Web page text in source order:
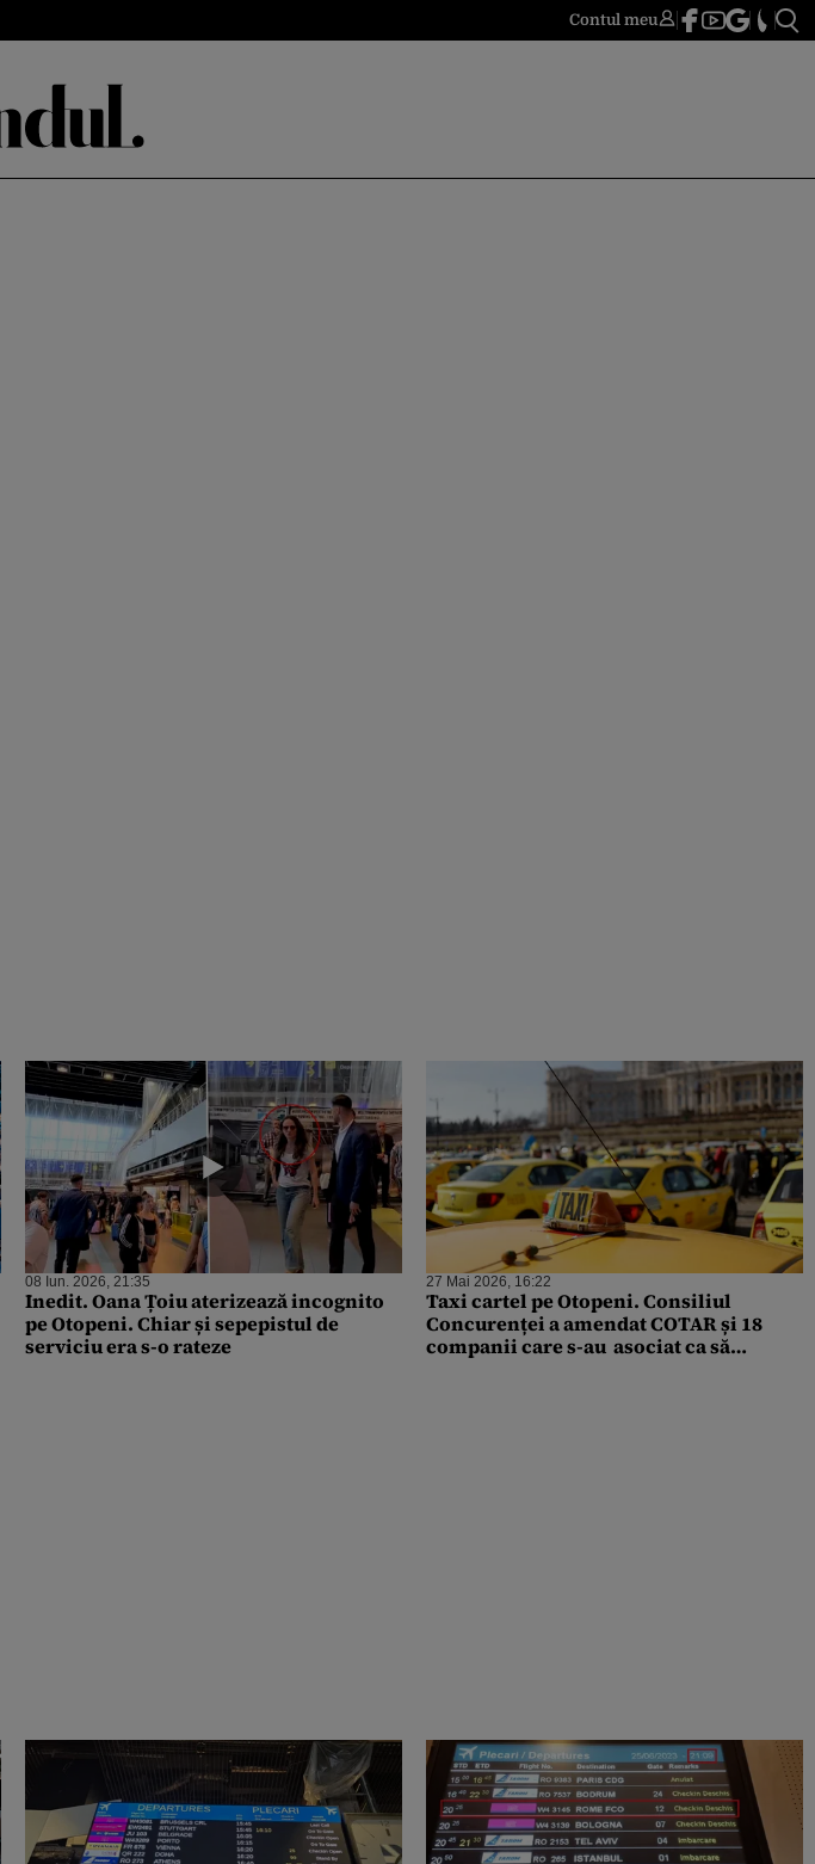
Contul meu
08 Iun. 2026, 21:35
Inedit. Oana Țoiu aterizează incognito
pe Otopeni. Chiar și sepepistul de
serviciu era s-o rateze
27 Mai 2026, 16:22
Taxi cartel pe Otopeni. Consiliul
Concurenței a amendat COTAR și 18
companii care s-au asociat ca să